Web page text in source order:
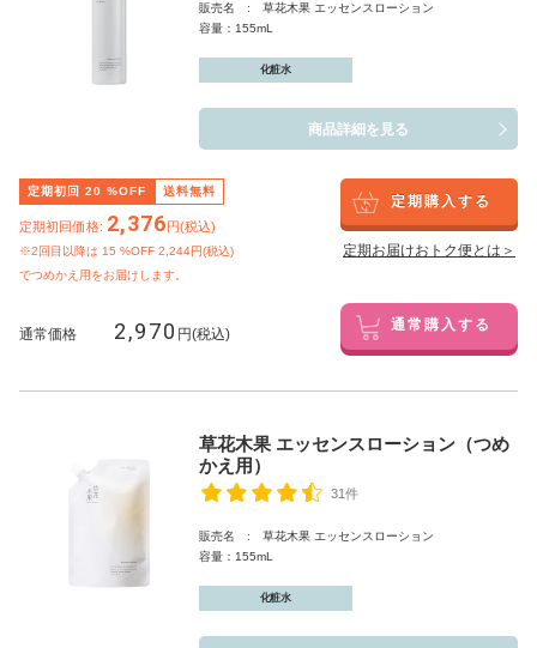
販売名 : 草花木果 エッセンスローション
容量：155mL
化粧水
商品詳細を見る
定期初回 20 %OFF 送料無料
定期初回価格: 2,376円(税込)
※2回目以降は 15 %OFF 2,244円(税込)
でつめかえ用をお届けします。
定期購入する
定期お届けおトク便とは＞
通常価格 2,970 円(税込) 通常購入する
草花木果 エッセンスローション（つめ
かえ用）
31件
販売名 : 草花木果 エッセンスローション
容量：155mL
化粧水